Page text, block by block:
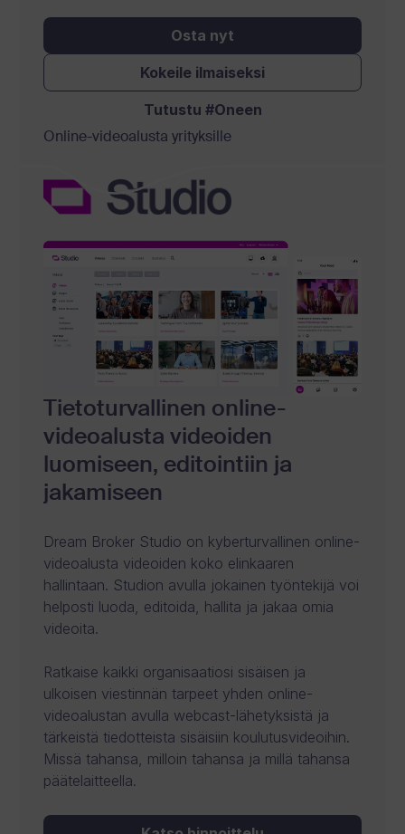
Osta nyt
Kokeile ilmaiseksi
Tutustu #Oneen
Online-videoalusta yrityksille
Tietoturvallinen online-
videoalusta videoiden
luomiseen, editointiin ja
jakamiseen
Dream Broker Studio on kyberturvallinen online-
videoalusta videoiden koko elinkaaren
hallintaan. Studion avulla jokainen työntekijä voi
helposti luoda, editoida, hallita ja jakaa omia
videoita.
Ratkaise kaikki organisaatiosi sisäisen ja
ulkoisen viestinnän tarpeet yhden online-
videoalustan avulla webcast-lähetyksistä ja
tärkeistä tiedotteista sisäisiin koulutusvideoihin.
Missä tahansa, milloin tahansa ja millä tahansa
päätelaitteella.